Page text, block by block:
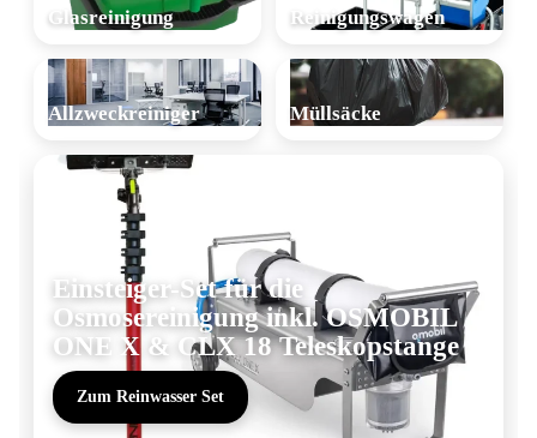
Glasreinigung Reinigungswagen
Allzweckreiniger Müllsäcke
Einsteiger-Set für die
Osmosereinigung inkl. OSMOBIL
ONE X & CLX 18 Teleskopstange
Zum Reinwasser Set